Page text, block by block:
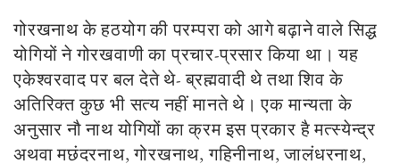
गोरखनाथ के हठयोग की परम्परा को आगे बढ़ाने वाले सिद्ध
योगियों ने गोरखवाणी का प्रचार-प्रसार किया था। यह
एकेश्वरवाद पर बल देते थे- ब्रह्मवादी थे तथा शिव के
अतिरिक्त कुछ भी सत्य नहीं मानते थे। एक मान्यता के
अनुसार नौ नाथ योगियों का क्रम इस प्रकार है मत्स्येन्द्र
अथवा मछंदरनाथ, गोरखनाथ, गहिनीनाथ, जालंधरनाथ,